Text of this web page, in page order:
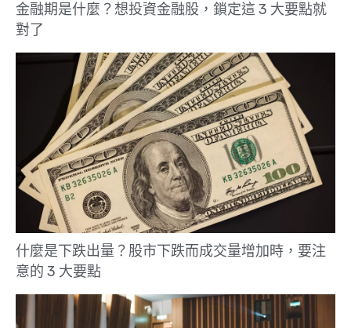
金融期是什麼？想投資金融股，鎖定這 3 大要點就
對了
什麼是下跌出量？股市下跌而成交量增加時，要注
意的 3 大要點